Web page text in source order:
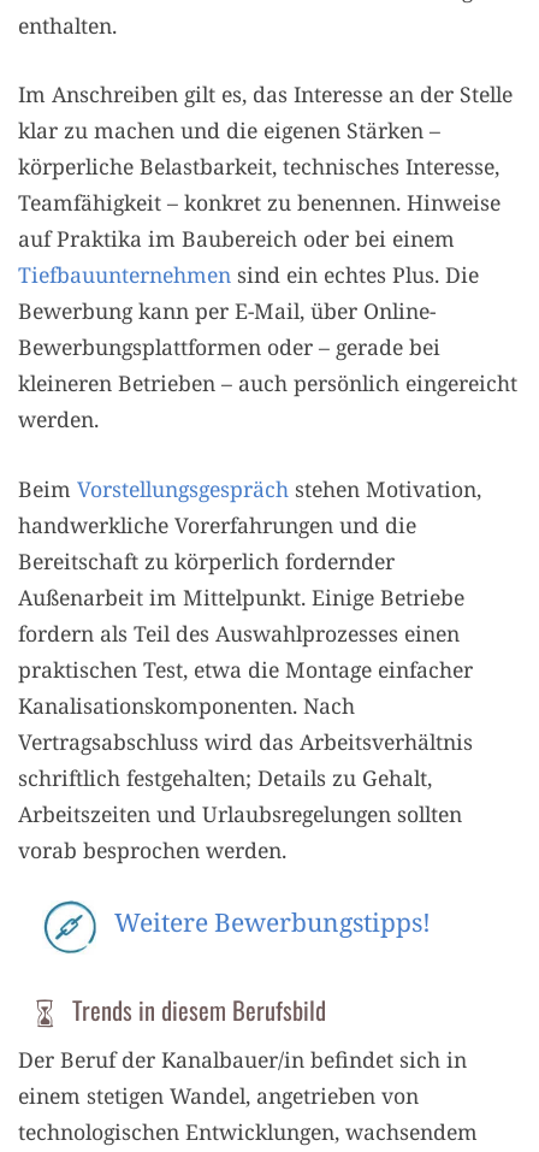
enthalten.
Im Anschreiben gilt es, das Interesse an der Stelle
klar zu machen und die eigenen Stärken –
körperliche Belastbarkeit, technisches Interesse,
Teamfähigkeit – konkret zu benennen. Hinweise
auf Praktika im Baubereich oder bei einem
Tiefbauunternehmen sind ein echtes Plus. Die
Bewerbung kann per E-Mail, über Online-
Bewerbungsplattformen oder – gerade bei
kleineren Betrieben – auch persönlich eingereicht
werden.
Beim Vorstellungsgespräch stehen Motivation,
handwerkliche Vorerfahrungen und die
Bereitschaft zu körperlich fordernder
Außenarbeit im Mittelpunkt. Einige Betriebe
fordern als Teil des Auswahlprozesses einen
praktischen Test, etwa die Montage einfacher
Kanalisationskomponenten. Nach
Vertragsabschluss wird das Arbeitsverhältnis
schriftlich festgehalten; Details zu Gehalt,
Arbeitszeiten und Urlaubsregelungen sollten
vorab besprochen werden.
Weitere Bewerbungstipps!
Trends in diesem Berufsbild
Der Beruf der Kanalbauer/in befindet sich in
einem stetigen Wandel, angetrieben von
technologischen Entwicklungen, wachsendem